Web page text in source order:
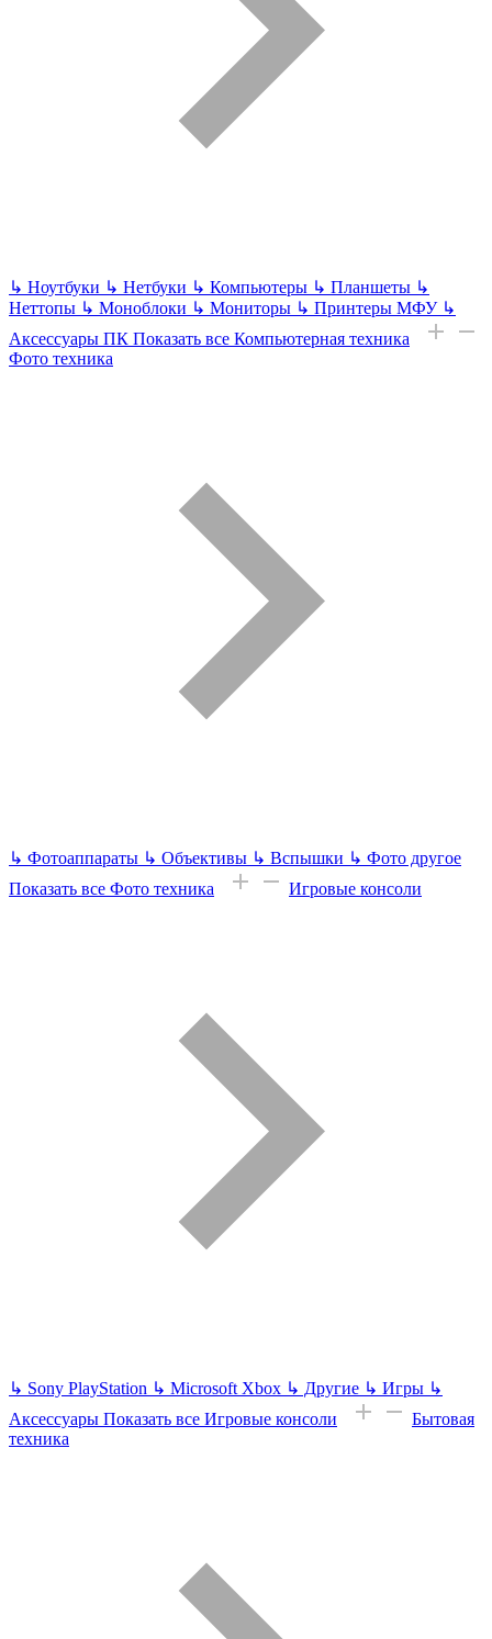
↳ Ноутбуки ↳ Нетбуки ↳ Компьютеры ↳ Планшеты ↳
Неттопы ↳ Моноблоки ↳ Мониторы ↳ Принтеры МФУ ↳
Аксессуары ПК Показать все Компьютерная техника
Фото техника
↳ Фотоаппараты ↳ Объективы ↳ Вспышки ↳ Фото другое
Показать все Фото техника
Игровые консоли
↳ Sony PlayStation ↳ Microsoft Xbox ↳ Другие ↳ Игры ↳
Аксессуары Показать все Игровые консоли
Бытовая
техника